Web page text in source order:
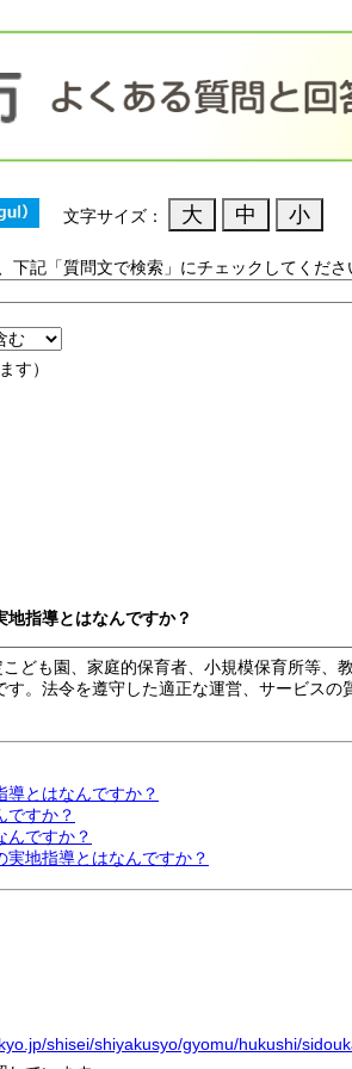
文字サイズ：
記「質問文で検索」にチェックしてくださ
す）
指導とはなんですか？
ども園、家庭的保育者、小規模保育所等
。法令を遵守した適正な運営、サービス
とはなんですか？
すか？
ですか？
地指導とはなんですか？
shisei/shiyakusyo/gyomu/hukushi/